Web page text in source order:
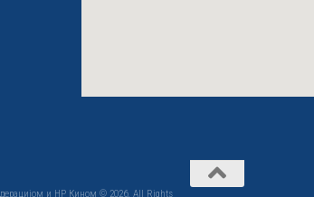
и НР Кином © 2026. All Rights